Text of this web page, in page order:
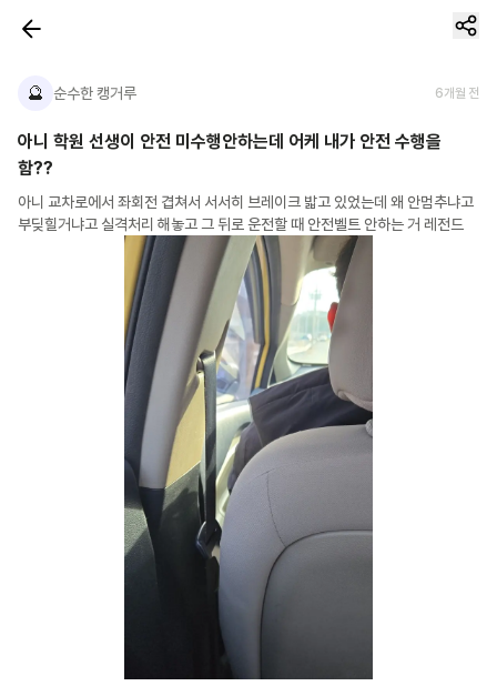
🔮 순수한 캥거루 6개월 전
아니 학원 선생이 안전 미수행안하는데 어케 내가 안전 수행을
함??
아니 교차로에서 좌회전 겹쳐서 서서히 브레이크 밟고 있었는데 왜 안멈추냐고
부딪힐거냐고 실격처리 해놓고 그 뒤로 운전할 때 안전벨트 안하는 거 레전드